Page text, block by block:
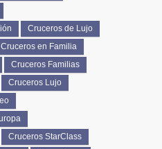
Cruceros de Lujo
Cruceros en Familia
Cruceros Familias
Cruceros Lujo
Cruceros StarClass